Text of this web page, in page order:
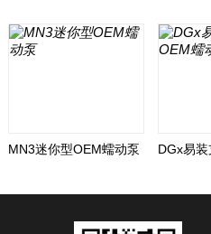
MN3迷你型OEM蠕动泵